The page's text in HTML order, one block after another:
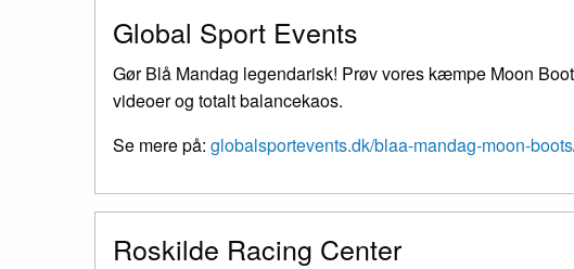
Global Sport Events
Gør Blå Mandag legendarisk! Prøv vores kæmpe Moon
videoer og totalt balancekaos.
Se mere på: globalsportevents.dk/blaa-mandag-moon-
Roskilde Racing Center